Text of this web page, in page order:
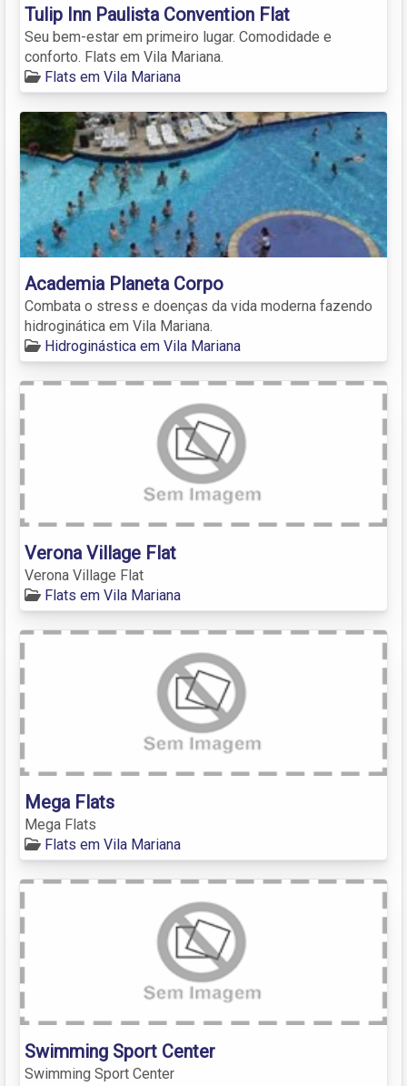
Tulip Inn Paulista Convention Flat
Seu bem-estar em primeiro lugar. Comodidade e
conforto. Flats em Vila Mariana.
Flats em Vila Mariana
Academia Planeta Corpo
Combata o stress e doenças da vida moderna fazendo
hidroginática em Vila Mariana.
Hidroginástica em Vila Mariana
Verona Village Flat
Verona Village Flat
Flats em Vila Mariana
Mega Flats
Mega Flats
Flats em Vila Mariana
Swimming Sport Center
Swimming Sport Center